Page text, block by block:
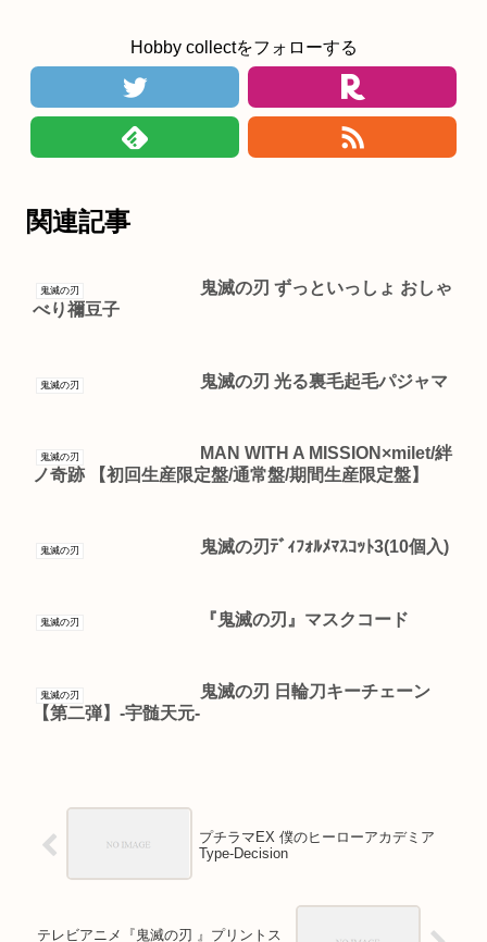
Hobby collectをフォローする
関連記事
鬼滅の刃
鬼滅の刃 ずっといっしょ おしゃ
べり禰豆子
鬼滅の刃 鬼滅の刃 光る裏毛起毛パジャマ
鬼滅の刃
MAN WITH A MISSION×milet/絆
ノ奇跡 【初回生産限定盤/通常盤/期間生産限定盤】
鬼滅の刃 鬼滅の刃ﾃﾞｨﾌｫﾙﾒﾏｽｺｯﾄ3(10個入)
鬼滅の刃 『鬼滅の刃』マスクコード
鬼滅の刃
鬼滅の刃 日輪刀キーチェーン
【第二弾】-宇髄天元-
プチラマEX 僕のヒーローアカデミア
Type-Decision
テレビアニメ『鬼滅の刃 』プリントス